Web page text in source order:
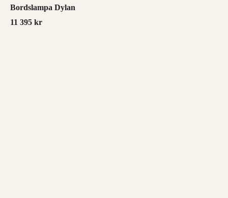
Bordslampa Dylan
11 395 kr